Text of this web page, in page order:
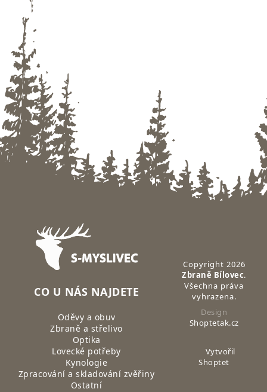
Zápatí
CO U NÁS NAJDETE
Oděvy a obuv
Zbraně a střelivo
Optika
Lovecké potřeby
Kynologie
Zpracování a skladování zvěřiny
Ostatní
Copyright 2026
Zbraně Bílovec.
Všechna práva
vyhrazena.
Design
Shoptetak.cz
Vytvořil
Shoptet